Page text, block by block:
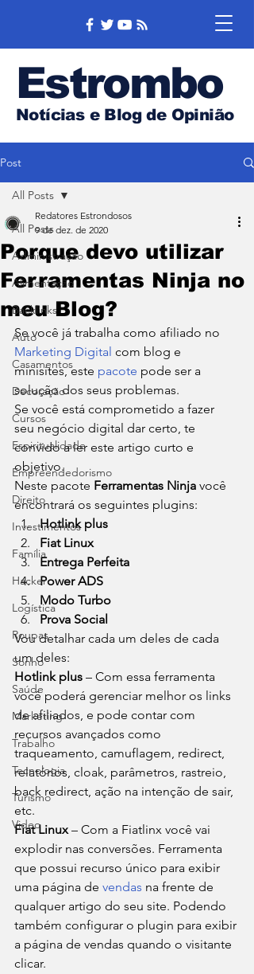
Estrombo
Notícias e Blog de Opinião
Post
All Posts
Administração
Alimentação
Backlinks
Auto
Casamentos
Decoração
Cursos
Espiritualidade
Empreendedorismo
Direito
Investimentos
Família
Hacker
Logística
Roupas
Sonho
Saúde
Marketing
Trabalho
Tecnologia
Turismo
Video
All Posts
Porque devo utilizar
Ferramentas Ninja no
meu Blog?
Redatores Estrondosos
9 de dez. de 2020
Se você já trabalha como afiliado no
Marketing Digital com blog e
minisites, este pacote pode ser a
solução dos seus problemas.
Se você está comprometido a fazer
seu negócio digital dar certo, te
convido a ler este artigo curto e
objetivo.
Neste pacote Ferramentas Ninja você
encontrará os seguintes plugins:
Hotlink plus
Fiat Linux
Entrega Perfeita
Power ADS
Modo Turbo
Prova Social
Vou detalhar cada um deles de cada
um deles:
Hotlink plus – Com essa ferramenta
você poderá gerenciar melhor os links
de afiliados, e pode contar com
recursos avançados como
traqueamento, camuflagem, redirect,
relatórios, cloak, parâmetros, rastreio,
back redirect, ação na intenção de sair,
etc.
Fiat Linux – Com a Fiatlinx você vai
explodir nas conversões. Ferramenta
que possui recurso único para exibir
uma página de vendas na frente de
qualquer artigo do seu site. Podendo
também configurar o plugin para exibir
a página de vendas quando o visitante
clicar.